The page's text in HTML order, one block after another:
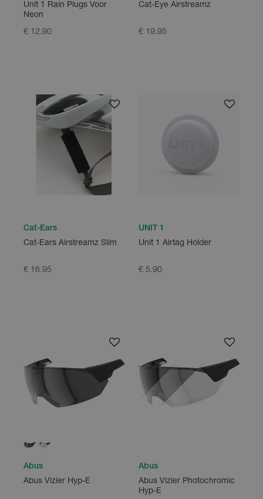
Unit 1 Rain Plugs Voor
Neon
€ 12.90
Cat-Eye Airstreamz
€ 19.95
Cat-Ears
Cat-Ears Airstreamz Slim
€ 16.95
UNIT 1
Unit 1 Airtag Holder
€ 5.90
Abus
Abus Vizier Hyp-E
Abus
Abus Vizier Photochromic
Hyp-E